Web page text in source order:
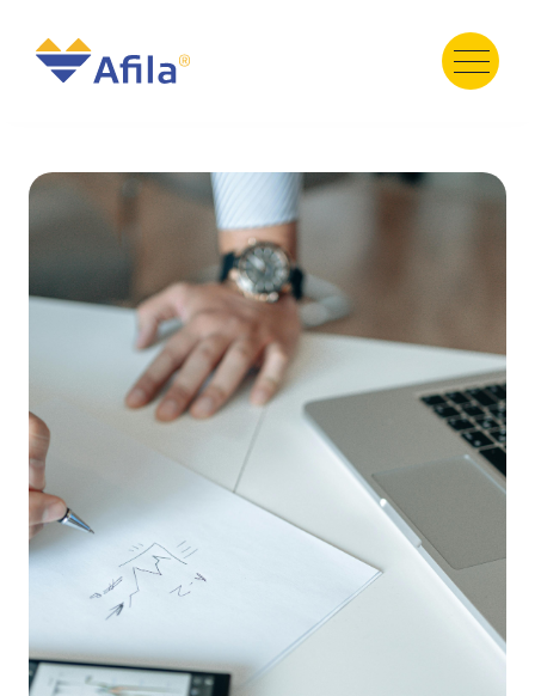
SERVICE
PRODUCT
PORTFOLIO
TESTIMONI
GALERY
NEWS
Contact Us